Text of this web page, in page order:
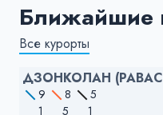
Ближайшие
Все курорты
ДЗОНКОЛАН
9 8
5
1
5 1